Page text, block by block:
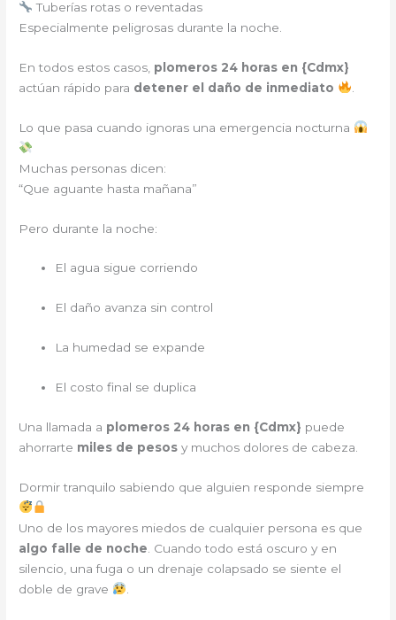
Tuberías rotas o reventadas
Especialmente peligrosas durante la noche.
En todos estos casos, plomeros 24 horas en {Cdmx}
actúan rápido para detener el daño de inmediato
Lo que pasa cuando ignoras una emergencia nocturna
Muchas personas dicen:
“Que aguante hasta mañana”
Pero durante la noche:
El agua sigue corriendo
El daño avanza sin control
La humedad se expande
El costo final se duplica
Una llamada a plomeros 24 horas en {Cdmx} puede
ahorrarte miles de pesos y muchos dolores de cabeza.
Dormir tranquilo sabiendo que alguien responde siempre
Uno de los mayores miedos de cualquier persona es que
algo falle de noche . Cuando todo está oscuro y en
silencio, una fuga o un drenaje colapsado se siente el
doble de grave